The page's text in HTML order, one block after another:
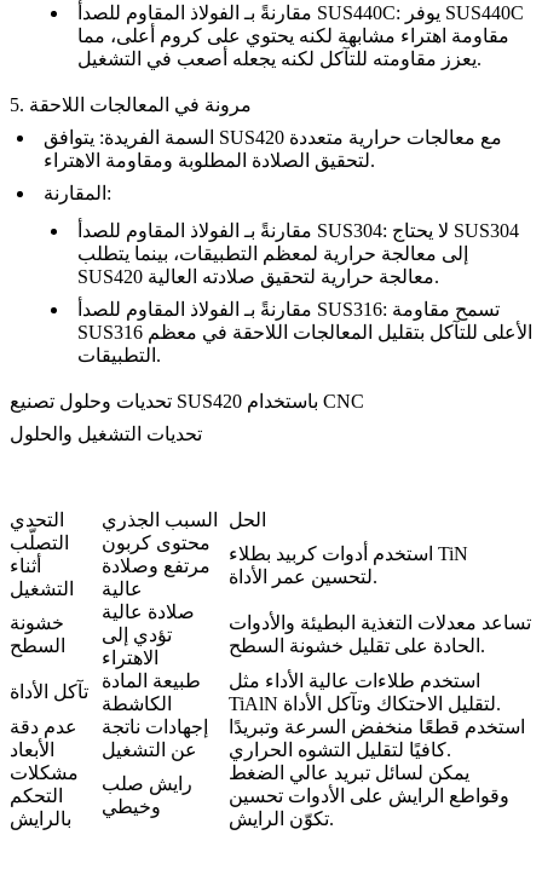
مقارنةً بـ الفولاذ المقاوم للصدأ SUS440C: يوفر SUS440C
مقاومة اهتراء مشابهة لكنه يحتوي على كروم أعلى، مما
يعزز مقاومته للتآكل لكنه يجعله أصعب في التشغيل.
5. مرونة في المعالجات اللاحقة
السمة الفريدة: يتوافق SUS420 مع معالجات حرارية متعددة
لتحقيق الصلادة المطلوبة ومقاومة الاهتراء.
المقارنة :
مقارنةً بـ الفولاذ المقاوم للصدأ SUS304: لا يحتاج SUS304
إلى معالجة حرارية لمعظم التطبيقات، بينما يتطلب
SUS420 معالجة حرارية لتحقيق صلادته العالية.
مقارنةً بـ الفولاذ المقاوم للصدأ SUS316: تسمح مقاومة
SUS316 الأعلى للتآكل بتقليل المعالجات اللاحقة في معظم
التطبيقات.
تحديات وحلول تصنيع SUS420 باستخدام CNC
تحديات التشغيل والحلول
التحدي السبب الجذري
الحل
التصلّب
أثناء
التشغيل
محتوى كربون
مرتفع وصلادة
عالية
استخدم أدوات كربيد بطلاء TiN
لتحسين عمر الأداة.
خشونة
السطح
صلادة عالية
تؤدي إلى
الاهتراء
تساعد معدلات التغذية البطيئة والأدوات
الحادة على تقليل خشونة السطح.
تآكل الأداة
طبيعة المادة
الكاشطة
استخدم طلاءات عالية الأداء مثل
TiAlN لتقليل الاحتكاك وتآكل الأداة.
عدم دقة
الأبعاد
إجهادات ناتجة
عن التشغيل
استخدم قطعًا منخفض السرعة وتبريدًا
كافيًا لتقليل التشوه الحراري.
مشكلات
التحكم
بالرايش
رايش صلب
وخيطي
يمكن لسائل تبريد عالي الضغط
وقواطع الرايش على الأدوات تحسين
تكوّن الرايش.